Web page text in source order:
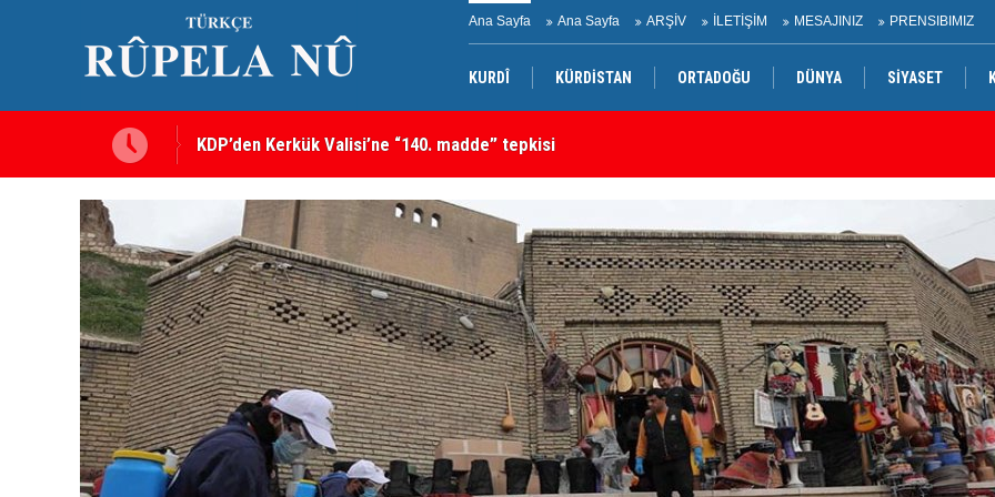
Ana Sayfa Ana Sayfa ARŞİV İLETİŞİM MESAJINIZ PRENSIBIMIZ
KURDÎ KÜRDİSTAN ORTADOĞU DÜNYA SİYASET
KDP’den Kerkük Valisi’ne “140. madde” tepkisi
Kerkük’te Kürt partilerden 7 maddelik ortak bildiri